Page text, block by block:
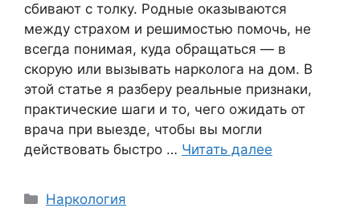
сбивают с толку. Родные оказываются
между страхом и решимостью помочь, не
всегда понимая, куда обращаться — в
скорую или вызывать нарколога на дом. В
этой статье я разберу реальные признаки,
практические шаги и то, чего ожидать от
врача при выезде, чтобы вы могли
действовать быстро … Читать далее
Рубрики
Наркология